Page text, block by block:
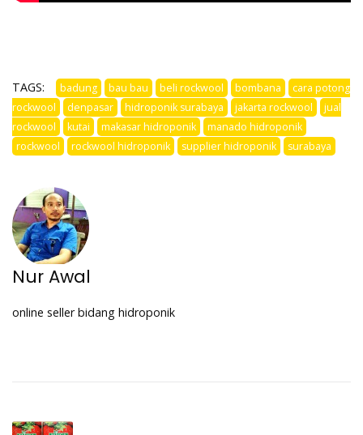
TAGS: badung bau bau beli rockwool bombana
cara potong
rockwool
denpasar hidroponik surabaya jakarta rockwool
jual
rockwool
kutai makasar hidroponik
manado hidroponik
rockwool
rockwool hidroponik supplier hidroponik surabaya
Nur Awal
online seller bidang hidroponik